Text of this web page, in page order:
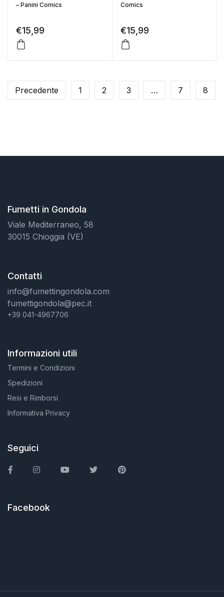
– Panini Comics
€15,99
Comics
€15,99
Precedente 1 2 3 … 7 8
Fumetti in Gondola
Viale Mediterraneo, 58
30015 Chioggia (VE)
Contatti
info@fumettingondola.com
fumettigondola@pec.it
+39 041-4967706
Informazioni utili
Termini e Condizioni
Spedizioni
Resi e Rimborsi
Informativa Privacy
Seguici
FacebookInstagramYou TubeTwitter Pinterest
Facebook